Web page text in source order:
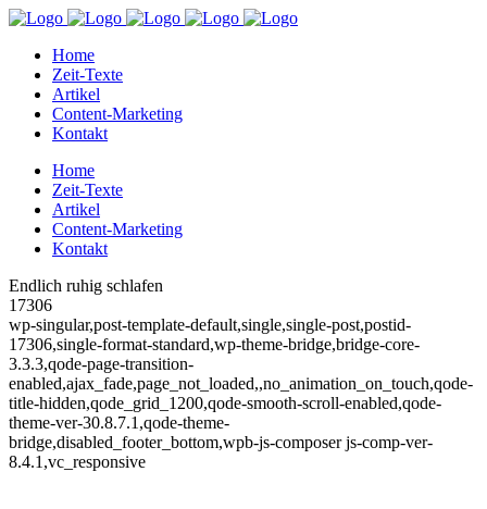
Home
Zeit-Texte
Artikel
Content-Marketing
Kontakt
Home
Zeit-Texte
Artikel
Content-Marketing
Kontakt
Endlich ruhig schlafen
17306
wp-singular,post-template-default,single,single-post,postid-
17306,single-format-standard,wp-theme-bridge,bridge-core-
3.3.3,qode-page-transition-
enabled,ajax_fade,page_not_loaded,,no_animation_on_touch,qode-
title-hidden,qode_grid_1200,qode-smooth-scroll-enabled,qode-
theme-ver-30.8.7.1,qode-theme-
bridge,disabled_footer_bottom,wpb-js-composer js-comp-ver-
8.4.1,vc_responsive